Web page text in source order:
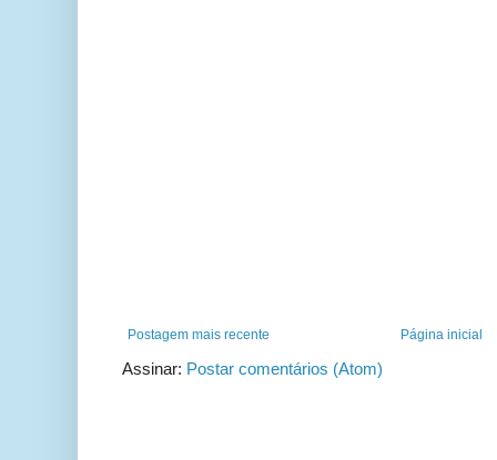
Postagem mais recente Página inicial
Assinar: Postar comentários (Atom)